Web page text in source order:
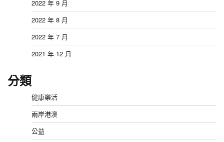
2022 年 9 月
2022 年 8 月
2022 年 7 月
2021 年 12 月
分類
健康樂活
兩岸港澳
公益